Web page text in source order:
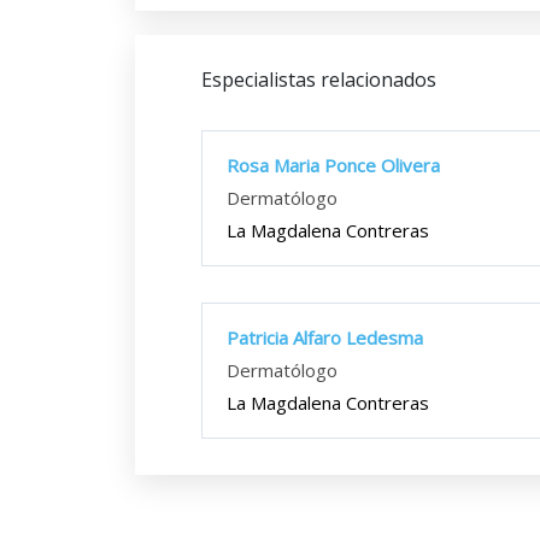
Especialistas relacionados
Rosa Maria Ponce Olivera
Dermatólogo
La Magdalena Contreras
Patricia Alfaro Ledesma
Dermatólogo
La Magdalena Contreras